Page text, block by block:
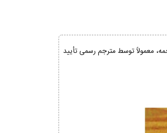
معمولاً توسط مترجم رسمی تأیید